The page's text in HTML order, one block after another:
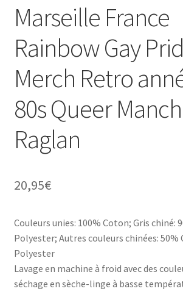
Marseille France
Rainbow Gay
Merch Retro
80s Queer
Raglan
20,95€
Couleurs unies: 100% Coton; Gris chiné:
Polyester; Autres couleurs chinées: 50%
Polyester
Lavage en machine à froid avec des
séchage en sèche-linge à basse